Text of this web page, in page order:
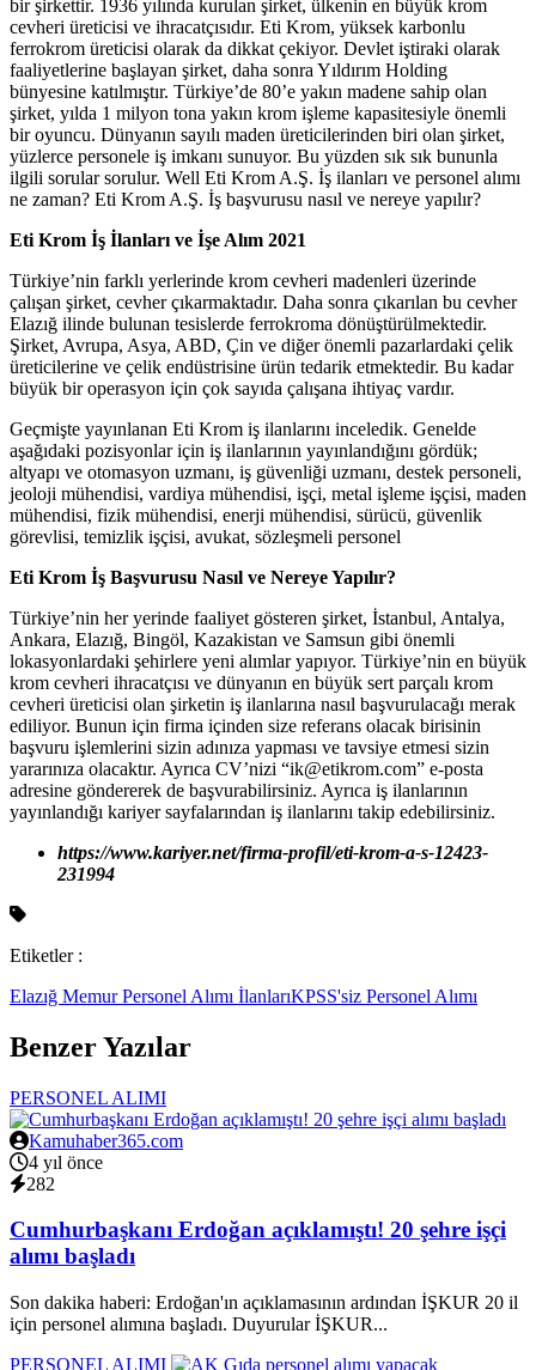
bir şirkettir. 1936 yılında kurulan şirket, ülkenin en büyük krom
cevheri üreticisi ve ihracatçısıdır. Eti Krom, yüksek karbonlu
ferrokrom üreticisi olarak da dikkat çekiyor. Devlet iştiraki olarak
faaliyetlerine başlayan şirket, daha sonra Yıldırım Holding
bünyesine katılmıştır. Türkiye’de 80’e yakın madene sahip olan
şirket, yılda 1 milyon tona yakın krom işleme kapasitesiyle önemli
bir oyuncu. Dünyanın sayılı maden üreticilerinden biri olan şirket,
yüzlerce personele iş imkanı sunuyor. Bu yüzden sık sık bununla
ilgili sorular sorulur. Well Eti Krom A.Ş. İş ilanları ve personel alımı
ne zaman? Eti Krom A.Ş. İş başvurusu nasıl ve nereye yapılır?
Eti Krom İş İlanları ve İşe Alım 2021
Türkiye’nin farklı yerlerinde krom cevheri madenleri üzerinde
çalışan şirket, cevher çıkarmaktadır. Daha sonra çıkarılan bu cevher
Elazığ ilinde bulunan tesislerde ferrokroma dönüştürülmektedir.
Şirket, Avrupa, Asya, ABD, Çin ve diğer önemli pazarlardaki çelik
üreticilerine ve çelik endüstrisine ürün tedarik etmektedir. Bu kadar
büyük bir operasyon için çok sayıda çalışana ihtiyaç vardır.
Geçmişte yayınlanan Eti Krom iş ilanlarını inceledik. Genelde
aşağıdaki pozisyonlar için iş ilanlarının yayınlandığını gördük;
altyapı ve otomasyon uzmanı, iş güvenliği uzmanı, destek personeli,
jeoloji mühendisi, vardiya mühendisi, işçi, metal işleme işçisi, maden
mühendisi, fizik mühendisi, enerji mühendisi, sürücü, güvenlik
görevlisi, temizlik işçisi, avukat, sözleşmeli personel
Eti Krom İş Başvurusu Nasıl ve Nereye Yapılır?
Türkiye’nin her yerinde faaliyet gösteren şirket, İstanbul, Antalya,
Ankara, Elazığ, Bingöl, Kazakistan ve Samsun gibi önemli
lokasyonlardaki şehirlere yeni alımlar yapıyor. Türkiye’nin en büyük
krom cevheri ihracatçısı ve dünyanın en büyük sert parçalı krom
cevheri üreticisi olan şirketin iş ilanlarına nasıl başvurulacağı merak
ediliyor. Bunun için firma içinden size referans olacak birisinin
başvuru işlemlerini sizin adınıza yapması ve tavsiye etmesi sizin
yararınıza olacaktır. Ayrıca CV’nizi “ik@etikrom.com” e-posta
adresine göndererek de başvurabilirsiniz. Ayrıca iş ilanlarının
yayınlandığı kariyer sayfalarından iş ilanlarını takip edebilirsiniz.
https://www.kariyer.net/firma-profil/eti-krom-a-s-12423-
231994
Etiketler :
Elazığ Memur Personel Alımı İlanlarıKPSS'siz Personel Alımı
Benzer Yazılar
PERSONEL ALIMI
Kamuhaber365.com
4 yıl önce
282
Cumhurbaşkanı Erdoğan açıklamıştı! 20 şehre işçi
alımı başladı
Son dakika haberi: Erdoğan'ın açıklamasının ardından İŞKUR 20 il
için personel alımına başladı. Duyurular İŞKUR...
PERSONEL ALIMI